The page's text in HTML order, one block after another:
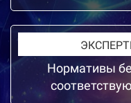
Нормативы